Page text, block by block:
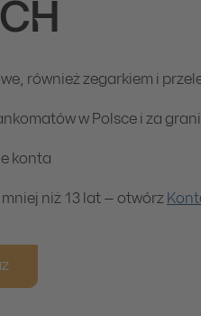
również zegarkiem i
w Polsce i za
konta
niż 13 lat – otwórz